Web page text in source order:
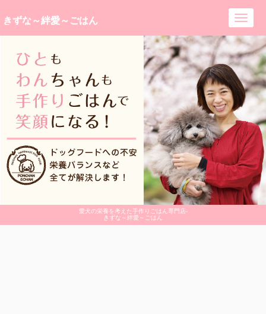
愛犬の栄養を考えた手作りごはん専門店-
きずな～絆愛～ごはん
きずな～絆愛～ごはん